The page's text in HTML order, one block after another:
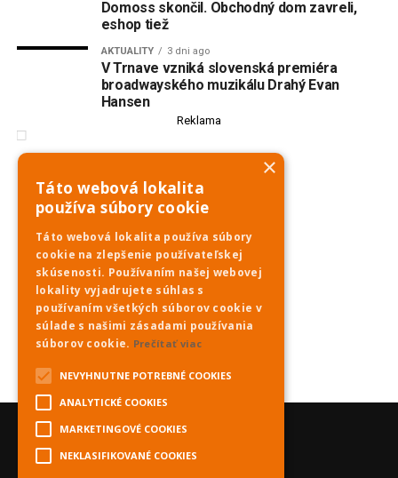
Domoss skončil. Obchodný dom zavreli,
eshop tiež
AKTUALITY 3 dni ago
V Trnave vzniká slovenská premiéra
broadwayského muzikálu Drahý Evan
Hansen
Reklama
×
Táto webová lokalita
používa súbory cookie
Táto webová lokalita používa súbory
cookie na zlepšenie používateľskej
skúsenosti. Používaním našej webovej
lokality vyjadrujete súhlas s
používaním všetkých súborov cookie v
súlade s našimi zásadami používania
súborov cookie. Prečítať viac
NEVYHNUTNE POTREBNÉ COOKIES
ANALYTICKÉ COOKIES
MARKETINGOVÉ COOKIES
NEKLASIFIKOVANÉ COOKIES